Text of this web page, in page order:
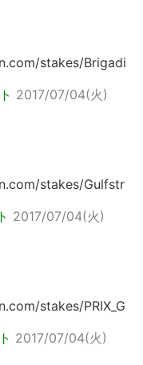
stakes/Brigadi
2017/07/04(火)
stakes/Gulfstr
2017/07/04(火)
stakes/PRIX_G
2017/07/04(火)